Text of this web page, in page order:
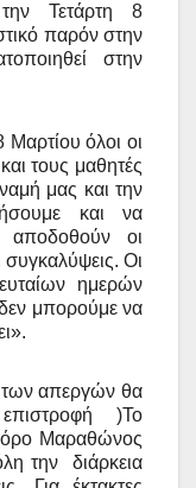
Τετάρτη 8
παρόν στην
στην
Μαρτίου όλοι οι
τους μαθητές
μας και την
και να
αποδοθούν οι
Οι
ημερών
μπορούμε να
των απεργών θα
)Το
Μαραθώνος
την διάρκεια